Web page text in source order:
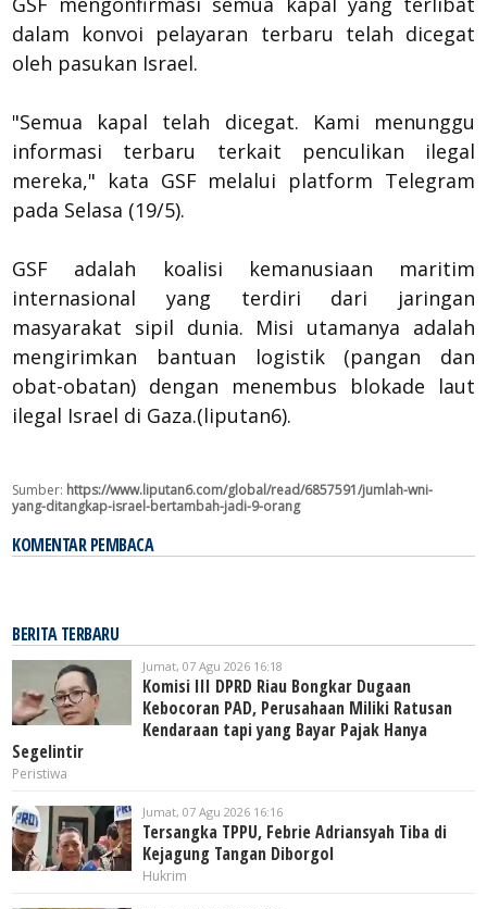
dalam konvoi pelayaran terbaru telah dicegat
oleh pasukan Israel.
"Semua kapal telah dicegat. Kami menunggu
informasi terbaru terkait penculikan ilegal
mereka," kata GSF melalui platform Telegram
pada Selasa (19/5).
GSF adalah koalisi kemanusiaan maritim
internasional yang terdiri dari jaringan
masyarakat sipil dunia. Misi utamanya adalah
mengirimkan bantuan logistik (pangan dan
obat-obatan) dengan menembus blokade laut
ilegal Israel di Gaza.(liputan6).
Sumber: https://www.liputan6.com/global/read/6857591/jumlah-wni-
yang-ditangkap-israel-bertambah-jadi-9-orang
KOMENTAR PEMBACA
BERITA TERBARU
Jumat, 07 Agu 2026 16:18
Komisi III DPRD Riau Bongkar Dugaan
Kebocoran PAD, Perusahaan Miliki Ratusan
Kendaraan tapi yang Bayar Pajak Hanya
Segelintir
Peristiwa
Jumat, 07 Agu 2026 16:16
Tersangka TPPU, Febrie Adriansyah Tiba di
Kejagung Tangan Diborgol
Hukrim